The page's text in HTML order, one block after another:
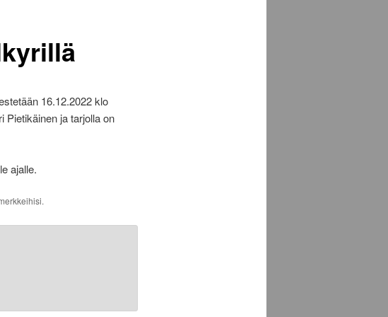
16.12.2022 klo
Pietikäinen ja tarjolla on
ajalle.